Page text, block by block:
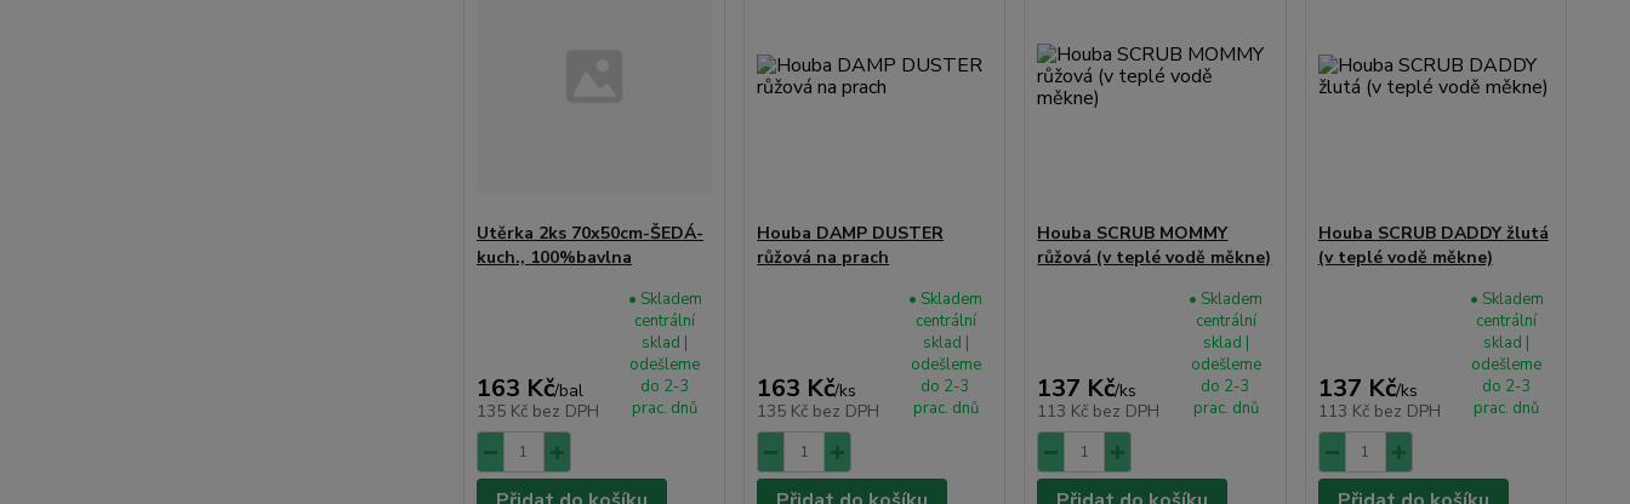
Utěrka 2ks 70x50cm-ŠEDÁ-
kuch., 100%bavlna
163 Kč/bal
135 Kč bez DPH
• Skladem
centrální
sklad |
odešleme
do 2-3
prac. dnů
Houba DAMP DUSTER
růžová na prach
163 Kč/ks
135 Kč bez DPH
• Skladem
centrální
sklad |
odešleme
do 2-3
prac. dnů
Houba SCRUB MOMMY
růžová (v teplé vodě měkne)
137 Kč/ks
113 Kč bez DPH
• Skladem
centrální
sklad |
odešleme
do 2-3
prac. dnů
Houba SCRUB DADDY žlutá
(v teplé vodě měkne)
137 Kč/ks
113 Kč bez DPH
• Skladem
centrální
sklad |
odešleme
do 2-3
prac. dnů